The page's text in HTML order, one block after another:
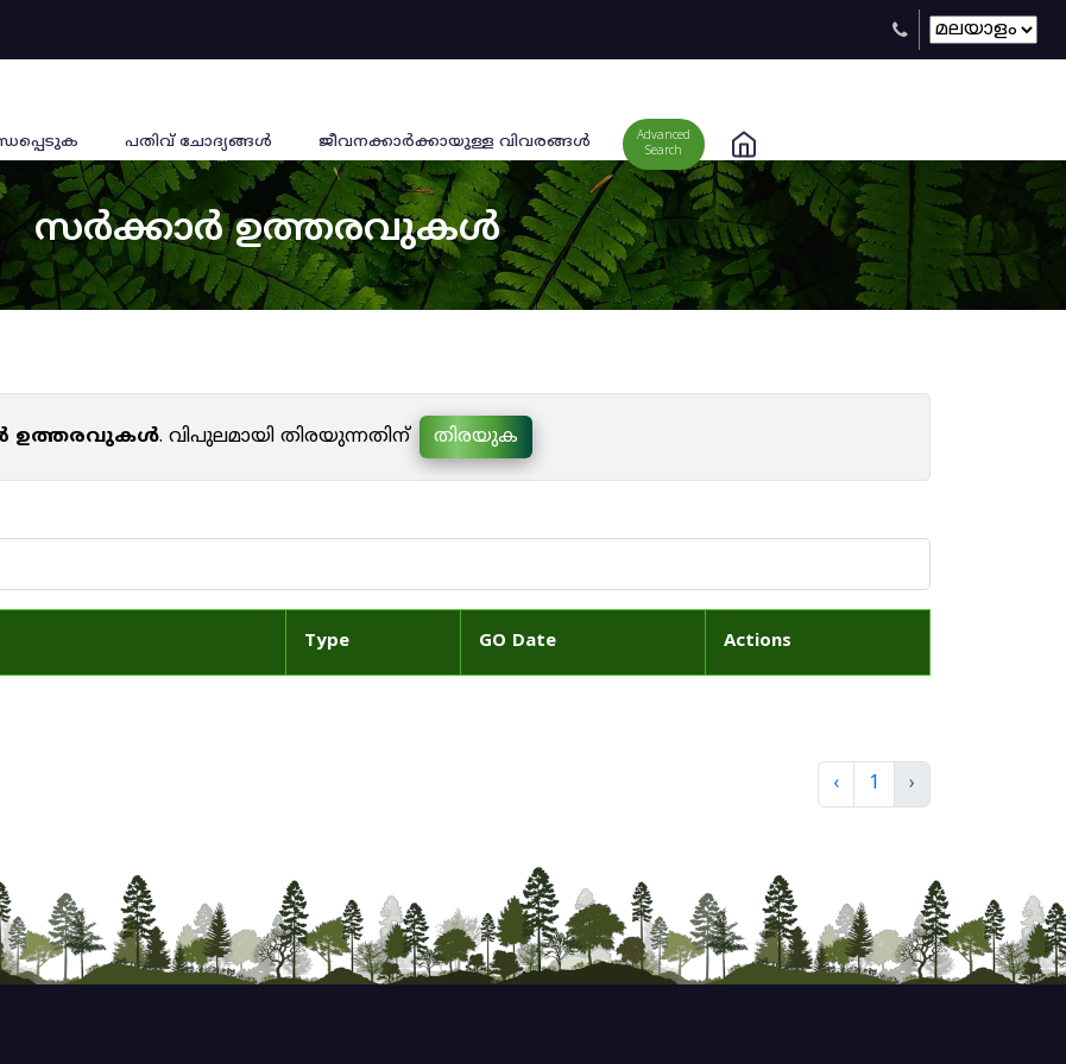
പതിവ് ചോദ്യങ്ങൾ ജീവനക്കാര്‍ക്കായുള്ള വിവരങ്ങള്‍
Advanced
Search
സർക്കാർ ഉത്തരവുകൾ
ഉത്തരവുകൾ. വിപുലമായി തിരയുന്നതിന് തിരയുക
Type GO Date Actions
‹ 1 ›